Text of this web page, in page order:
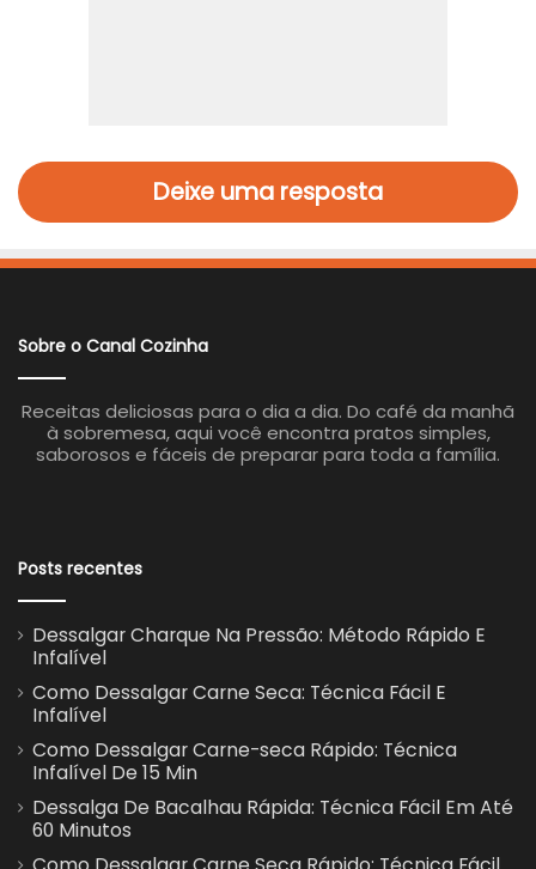
Deixe uma resposta
Sobre o Canal Cozinha
Receitas deliciosas para o dia a dia. Do café da manhã
à sobremesa, aqui você encontra pratos simples,
saborosos e fáceis de preparar para toda a família.
Posts recentes
Dessalgar Charque Na Pressão: Método Rápido E
Infalível
Como Dessalgar Carne Seca: Técnica Fácil E
Infalível
Como Dessalgar Carne-seca Rápido: Técnica
Infalível De 15 Min
Dessalga De Bacalhau Rápida: Técnica Fácil Em Até
60 Minutos